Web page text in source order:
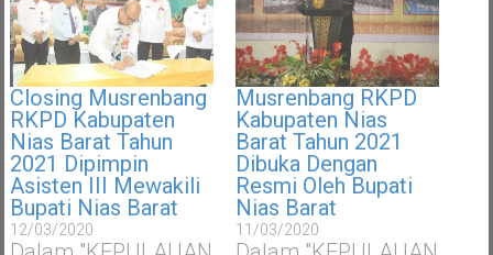
Closing Musrenbang
RKPD Kabupaten
Nias Barat Tahun
2021 Dipimpin
Asisten III Mewakili
Bupati Nias Barat
12/03/2020
Musrenbang RKPD
Kabupaten Nias
Barat Tahun 2021
Dibuka Dengan
Resmi Oleh Bupati
Nias Barat
11/03/2020